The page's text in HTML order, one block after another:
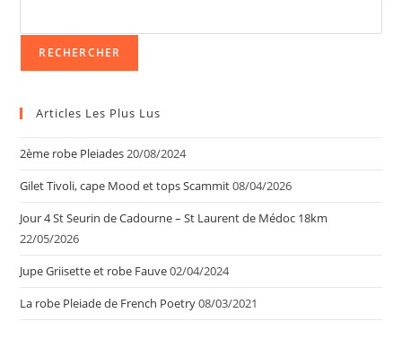
RECHERCHER
Articles Les Plus Lus
2ème robe Pleiades20/08/2024
Gilet Tivoli, cape Mood et tops Scammit08/04/2026
Jour 4 St Seurin de Cadourne – St Laurent de Médoc 18km
22/05/2026
Jupe Griisette et robe Fauve02/04/2024
La robe Pleiade de French Poetry08/03/2021